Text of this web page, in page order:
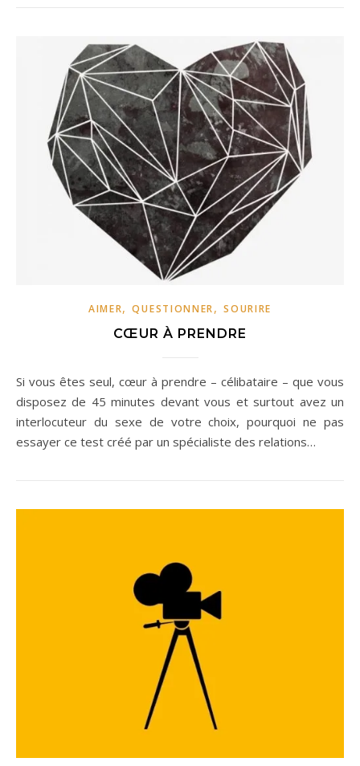
AIMER,QUESTIONNER,SOURIRE
CŒUR À PRENDRE
Si vous êtes seul, cœur à prendre – célibataire – que vous
disposez de 45 minutes devant vous et surtout avez un
interlocuteur du sexe de votre choix, pourquoi ne pas
essayer ce test créé par un spécialiste des relations…